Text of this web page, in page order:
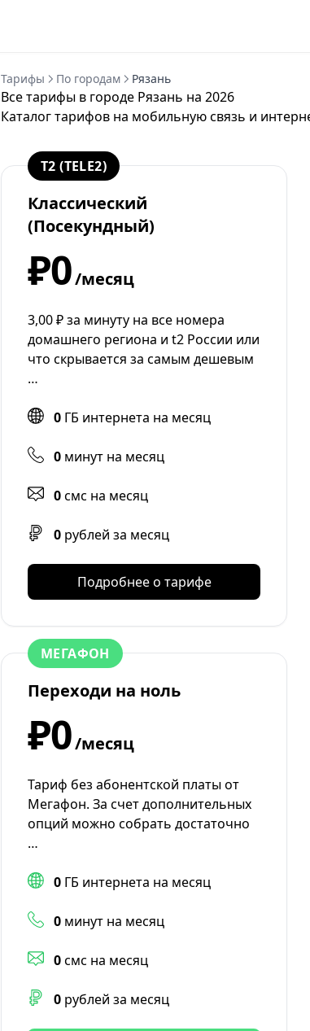
Тарифы По городам Рязань
Все тарифы в городе Рязань на 2026
Каталог тарифов на мобильную связь и
T2 (TELE2)
Классический
(Посекундный)
₽0/месяц
3,00 ₽ за минуту на все номера
домашнего региона и t2 России или
что скрывается за самым дешевым
…
0 ГБ интернета на месяц
0 минут на месяц
0смс на месяц
0 рублей за месяц
Подробнее о тарифе
МЕГАФОН
Переходи на ноль
₽0/месяц
Тариф без абонентской платы от
Мегафон. За счет дополнительных
опций можно собрать достаточно
…
0 ГБ интернета на месяц
0 минут на месяц
0смс на месяц
0 рублей за месяц